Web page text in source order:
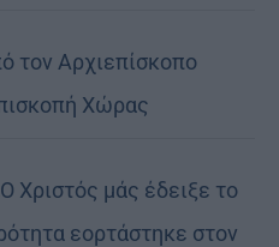
τον Αρχιεπίσκοπο
Χώρας
Χριστός μάς έδειξε το
εορτάστηκε στον